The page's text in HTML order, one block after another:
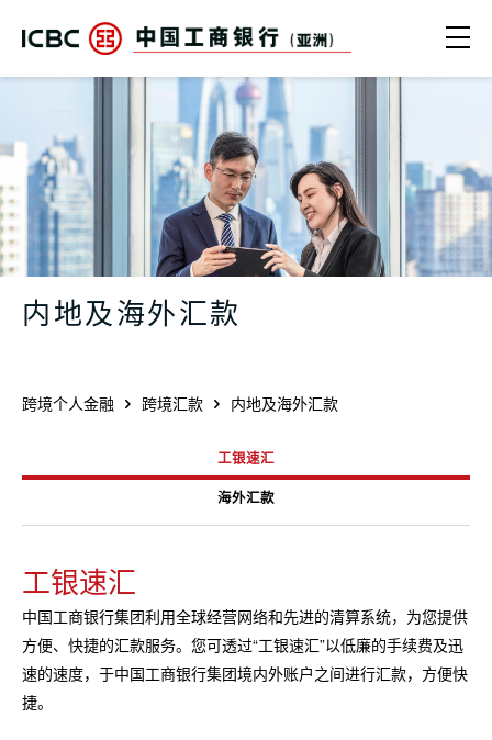
内地及海外汇款 | 工银速汇及海外汇
内地及海外汇款
跨境个人金融 跨境汇款 内地及海外汇款
工银速汇
海外汇款
工银速汇
中国工商银行集团利用全球经营网络和先进的清算系统，为您提供
方便、快捷的汇款服务。您可透过“工银速汇”以低廉的手续费及迅
速的速度，于中国工商银行集团境内外账户之间进行汇款，方便快
捷。